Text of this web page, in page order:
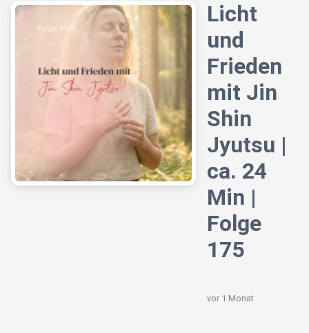
Licht
und
Frieden
mit Jin
Shin
Jyutsu |
ca. 24
Min |
Folge
175
vor 1 Monat